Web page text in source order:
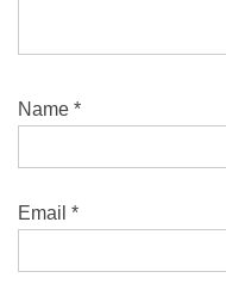
Name *
Email *